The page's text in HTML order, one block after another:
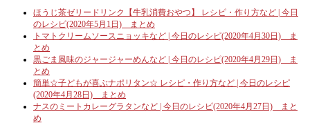
ほうじ茶ゼリードリンク【牛乳消費おやつ】 レシピ・作り方など | 今日
のレシピ(2020年5月1日) まとめ
トマトクリームソースニョッキなど | 今日のレシピ(2020年4月30日) ま
とめ
黒ごま風味のジャージャーめんなど | 今日のレシピ(2020年4月29日) ま
とめ
簡単☆子どもが喜ぶナポリタン☆ レシピ・作り方など | 今日のレシピ
(2020年4月28日) まとめ
ナスのミートカレーグラタンなど | 今日のレシピ(2020年4月27日) まと
め